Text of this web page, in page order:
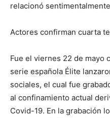
relacionó
Actores confirman cuarta
Fue el viernes 22 de mayo
serie española Élite
sociales, el cual fue
al confinamiento actual
Covid-19. En la grabación